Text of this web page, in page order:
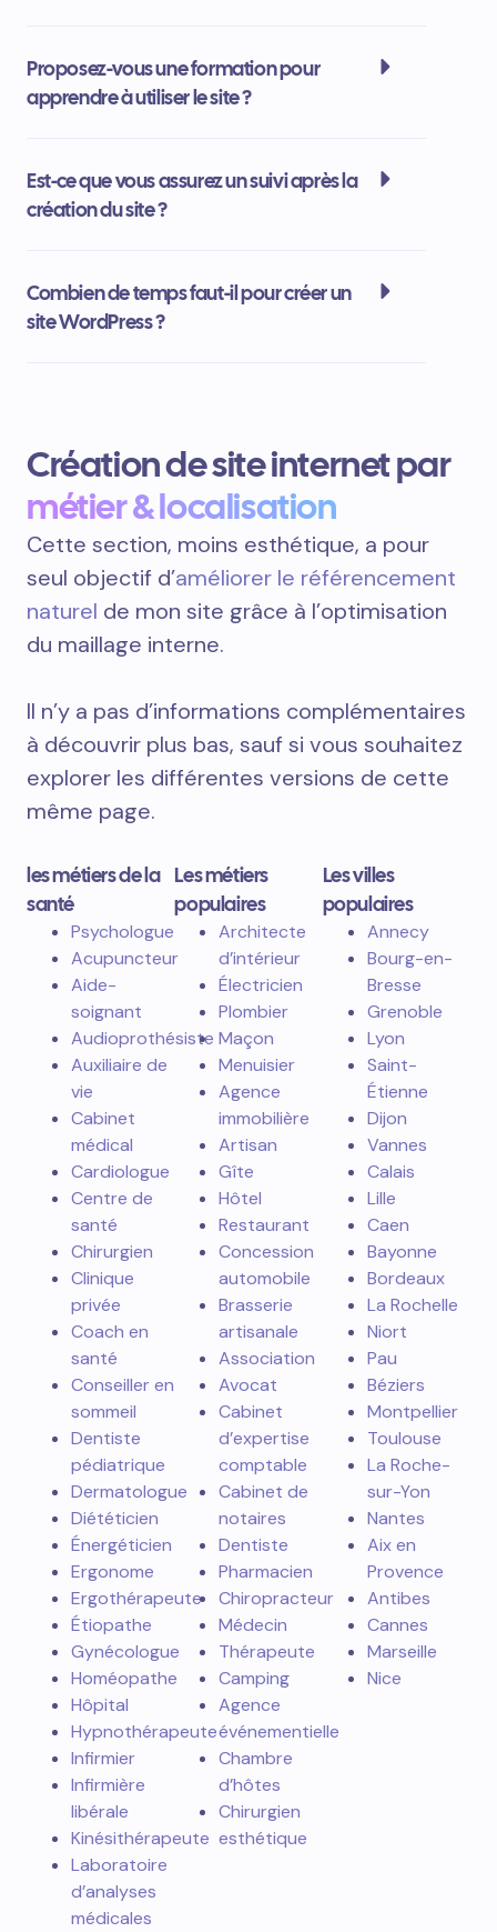
Proposez-vous une formation pour
apprendre à utiliser le site ?
Est-ce que vous assurez un suivi après la
création du site ?
Combien de temps faut-il pour créer un
site WordPress ?
Création de site internet par
métier & localisation
Cette section, moins esthétique, a pour
seul objectif d’améliorer le référencement
naturel de mon site grâce à l’optimisation
du maillage interne.
Il n’y a pas d’informations complémentaires
à découvrir plus bas, sauf si vous souhaitez
explorer les différentes versions de cette
même page.
les métiers de la
santé
Psychologue
Acupuncteur
Aide-
soignant
Audioprothésiste
Auxiliaire de
vie
Cabinet
médical
Cardiologue
Centre de
santé
Chirurgien
Clinique
privée
Coach en
santé
Conseiller en
sommeil
Dentiste
pédiatrique
Dermatologue
Diététicien
Énergéticien
Ergonome
Ergothérapeute
Étiopathe
Gynécologue
Homéopathe
Hôpital
Hypnothérapeute
Infirmier
Infirmière
libérale
Kinésithérapeute
Laboratoire
d’analyses
médicales
Les métiers
populaires
Architecte
d’intérieur
Électricien
Plombier
Maçon
Menuisier
Agence
immobilière
Artisan
Gîte
Hôtel
Restaurant
Concession
automobile
Brasserie
artisanale
Association
Avocat
Cabinet
d’expertise
comptable
Cabinet de
notaires
Dentiste
Pharmacien
Chiropracteur
Médecin
Thérapeute
Camping
Agence
événementielle
Chambre
d’hôtes
Chirurgien
esthétique
Les villes
populaires
Annecy
Bourg-en-
Bresse
Grenoble
Lyon
Saint-
Étienne
Dijon
Vannes
Calais
Lille
Caen
Bayonne
Bordeaux
La Rochelle
Niort
Pau
Béziers
Montpellier
Toulouse
La Roche-
sur-Yon
Nantes
Aix en
Provence
Antibes
Cannes
Marseille
Nice